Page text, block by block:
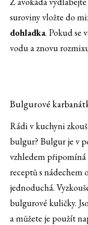
suroviny vložte do
dohladka. Pokud se
vodu a znovu
Bulgurové
Rádi v kuchyni
bulgur? Bulgur je v
vzhledem připomíná
receptů s nádechem
jednoduchá.
bulgurové kuličky.
a můžete je použít